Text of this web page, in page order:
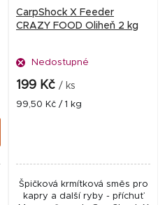
CarpShock X Feeder
CRAZY FOOD Oliheň 2 kg
Nedostupné
199 Kč / ks
Měrná
99,50 Kč / 1 kg
Špičková krmítková směs pro
kapry a další ryby - příchuť